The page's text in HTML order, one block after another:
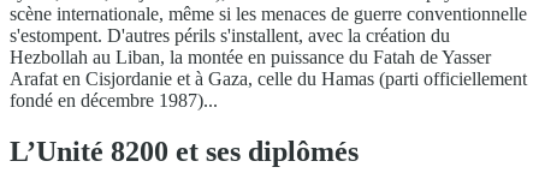
scène internationale, même si les menaces de guerre conventionnelle
s'estompent. D'autres périls s'installent, avec la création du
Hezbollah au Liban, la montée en puissance du Fatah de Yasser
Arafat en Cisjordanie et à Gaza, celle du Hamas (parti officiellement
fondé en décembre 1987)...
L’Unité 8200 et ses diplômés